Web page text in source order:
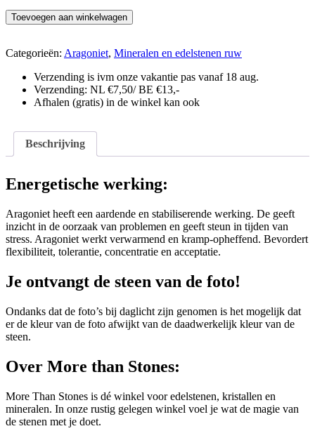
Aragoniet
aantal
Toevoegen aan winkelwagen
Categorieën: Aragoniet, Mineralen en edelstenen ruw
Verzending is ivm onze vakantie pas vanaf 18 aug.
Verzending: NL €7,50/ BE €13,-
Afhalen (gratis) in de winkel kan ook
Beschrijving
Energetische werking:
Aragoniet heeft een aardende en stabiliserende werking. De geeft
inzicht in de oorzaak van problemen en geeft steun in tijden van
stress. Aragoniet werkt verwarmend en kramp-opheffend. Bevordert
flexibiliteit, tolerantie, concentratie en acceptatie.
Je ontvangt de steen van de foto!
Ondanks dat de foto’s bij daglicht zijn genomen is het mogelijk dat
er de kleur van de foto afwijkt van de daadwerkelijk kleur van de
steen.
Over More than Stones:
More Than Stones is dé winkel voor edelstenen, kristallen en
mineralen. In onze rustig gelegen winkel voel je wat de magie van
de stenen met je doet.